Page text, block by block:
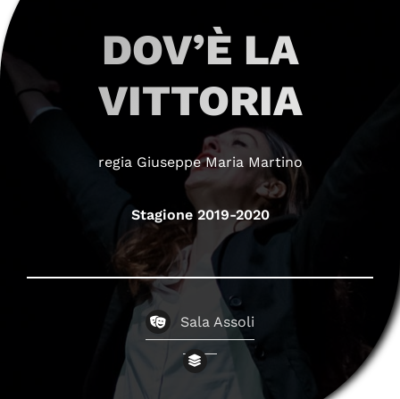
DOV’È LA
VITTORIA
regia Giuseppe Maria Martino
Stagione 2019-2020
Sala Assoli